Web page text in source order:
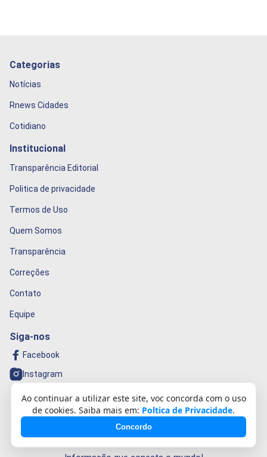
Categorias
Notícias
Rnews Cidades
Cotidiano
Institucional
Transparência Editorial
Politica de privacidade
Termos de Uso
Quem Somos
Transparência
Correções
Contato
Equipe
Siga-nos
Facebook
Instagram
© 2026 Rnews. Todos os direitos reservados.
Ao continuar a utilizar este site, voc concorda com o uso
de cookies. Saiba mais em: Poltica de Privacidade.
Concordo